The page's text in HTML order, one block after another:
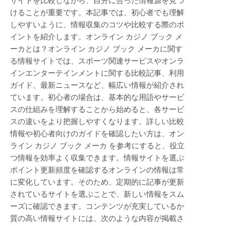
けることが重要です。本記事では、初心者でも理解
しやすいように、情報収集のコツや比較する際のポ
イントを紹介します。オンライン カジノ ブック メ
ーカとは？オンライン カジノ ブック メーカに関す
る情報サイトでは、スポーツ関連サービスやオンラ
インエンターテインメントに関する比較記事、利用
ガイド、最新ニュースなど、幅広い情報が紹介され
ています。初心者の場合は、基本的な用語やサービ
スの仕組みを理解することから始めると、各サービ
スの違いをより把握しやすくなります。詳しい比較
情報や初心者向けのガイドを確認したい方は、オン
ライン カジノ ブック メーカ を参考にすると、役立
つ情報を効率よく収集できます。情報サイトを選ぶ
ポイント更新頻度を確認するオンラインの情報は常
に変化しています。そのため、定期的に記事が更新
されているサイトを選ぶことで、新しい情報をスム
ーズに確認できます。コンテンツが充実しているか
質の高い情報サイトには、次のような内容が掲載さ